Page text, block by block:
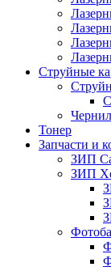
Струйные
Тонер
Запчасти и
ЗИП
ЗИП